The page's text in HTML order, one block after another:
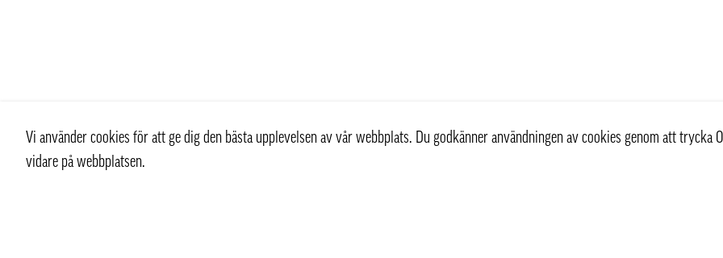
Vi använder cookies för att ge dig den bästa upplevelsen av vår webbplats. Du godkänner användningen av cookies genom att trycka
vidare på webbplatsen.